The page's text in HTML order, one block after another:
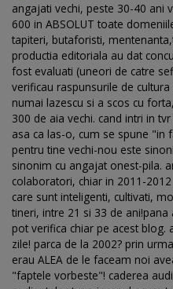
angajati vechi, peste 30-40 ani
600 in ABSOLUT toate
tapiteri, butaforisti,
productia editoriala au dat
fost evaluati (uneori de catre
verificau raspunsurile de
numai lazescu si a scos cu
300 de aia vechi. cand intri in
asa ca las-o, cum se spune "in
pentru tine vechi-nou este
sinonim cu angajat onest-pila.
colaboratori, chiar in 2011-
care sunt inteligenti, cultivati,
tineri, intre 21 si 33 de
pot verifica chiar pe acest
zile! parca de la 2002? prin
erau ALEA de le faceam noi
"faptele vorbeste"! caderea